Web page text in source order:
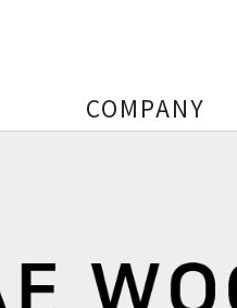
COMPANY